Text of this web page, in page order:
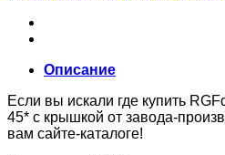
Описание
Если вы искали где купить
45* с крышкой от завода-
вам сайте-каталоге!